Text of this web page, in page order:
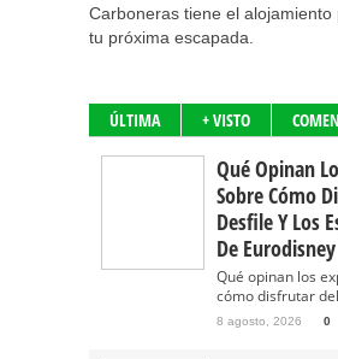
Carboneras tiene el alojamiento
tu próxima escapada.
ÚLTIMA + VISTO
Qué Opinan
Sobre Cómo
Desfile Y Los
De Eurodisney
Qué opinan los
cómo disfrutar
8 agosto, 2026 0